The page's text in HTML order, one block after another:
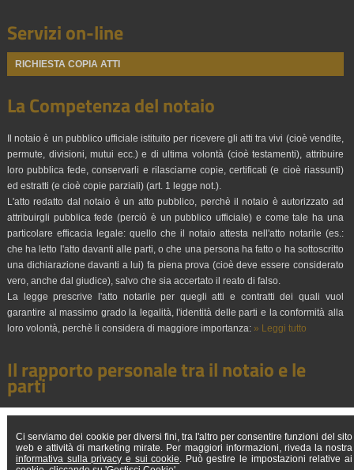
Ci serviamo dei cookie per diversi fini, tra l'altro per consentire funzioni del sito
web e attività di marketing mirate. Per maggiori informazioni, riveda la nostra
informativa sulla privacy e sui cookie. Può gestire le impostazioni relative ai
Servizi on-line
RICHIESTA COPIA ATTI
La Competenza del notaio
Il notaio è un pubblico ufficiale istituito per ricevere gli atti tra vivi (cioè vendite,
permute, divisioni, mutui ecc.) e di ultima volontà (cioè testamenti), attribuire
loro pubblica fede, conservarli e rilasciarne copie, certificati (e cioè riassunti)
ed estratti (e cioè copie parziali) (art. 1 legge not.).
L'atto redatto dal notaio è un atto pubblico, perchè il notaio è autorizzato ad
attribuirgli pubblica fede (perciò è un pubblico ufficiale) e come tale ha una
particolare efficacia legale: quello che il notaio attesta nell'atto notarile (es.:
che ha letto l'atto davanti alle parti, o che una persona ha fatto o ha sottoscritto
una dichiarazione davanti a lui) fa piena prova (cioè deve essere considerato
vero, anche dal giudice), salvo che sia accertato il reato di falso.
La legge prescrive l'atto notarile per quegli atti e contratti dei quali vuol
garantire al massimo grado la legalità, l'identità delle parti e la conformità alla
loro volontà, perchè li considera di maggiore importanza: » Leggi tutto
Il rapporto personale tra il notaio e le
parti
Per legge "spetta al notaio soltanto d'indagare la volontà delle parti e dirigere
personalmente la compilazione integrale dell'atto" (art. 47 della legge
notarile).» Leggi tutto